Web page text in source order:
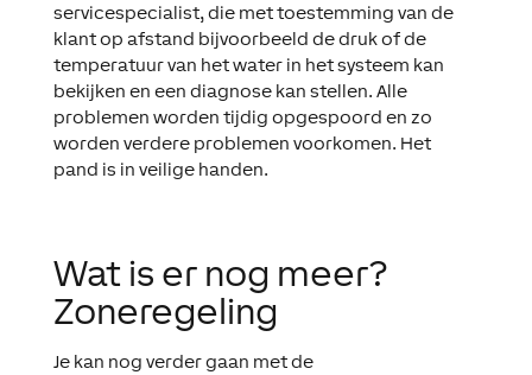
servicespecialist, die met toestemming van de
klant op afstand bijvoorbeeld de druk of de
temperatuur van het water in het systeem kan
bekijken en een diagnose kan stellen. Alle
problemen worden tijdig opgespoord en zo
worden verdere problemen voorkomen. Het
pand is in veilige handen.
Wat is er nog meer?
Zoneregeling
Je kan nog verder gaan met de